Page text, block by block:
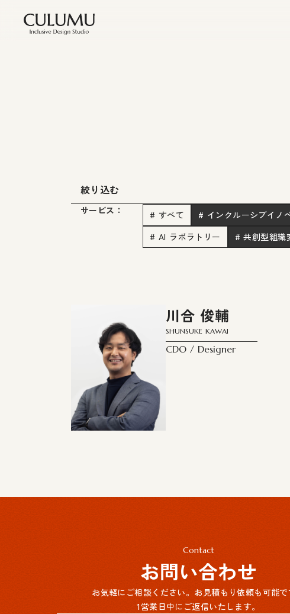
絞り込む
サービス： # すべて # インクルーシブイノ
# AI ラボラトリー
# 共創型組織
川合 俊輔
SHUNSUKE KAWAI
CDO / Designer
Contact
お問い合わせ
お気軽にご相談ください。お見積もり依頼も可能で
1営業日中にご返信いたします。